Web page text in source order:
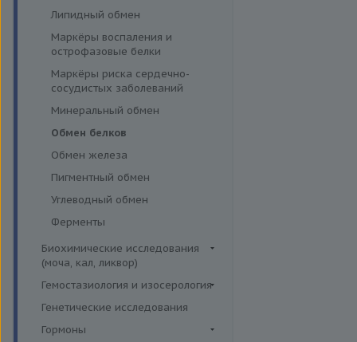
Симптомные профили
Скрининговые исследования
Липидный обмен
Маркёры воспаления и
острофазовые белки
Маркёры риска сердечно-
сосудистых заболеваний
Минеральный обмен
Обмен белков
Обмен железа
Пигментный обмен
Углеводный обмен
Ферменты
Биохимические исследования
(моча, кал, ликвор)
Ликвор
Гемостазиология и изосерология
Гемостазиология
Иммуногематология
Генетические исследования
Гормоны